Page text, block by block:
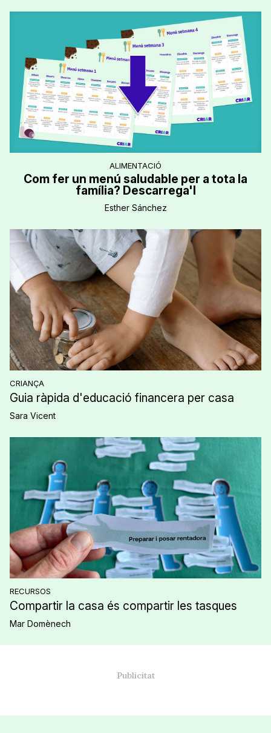
CRIANÇA
Guia ràpida d'educació financera per casa
Sara Vicent
RECURSOS
Compartir la casa és compartir les tasques
Mar Domènech
ALIMENTACIÓ
Com fer un menú saludable per a tota la
família? Descarrega'l
Esther Sánchez